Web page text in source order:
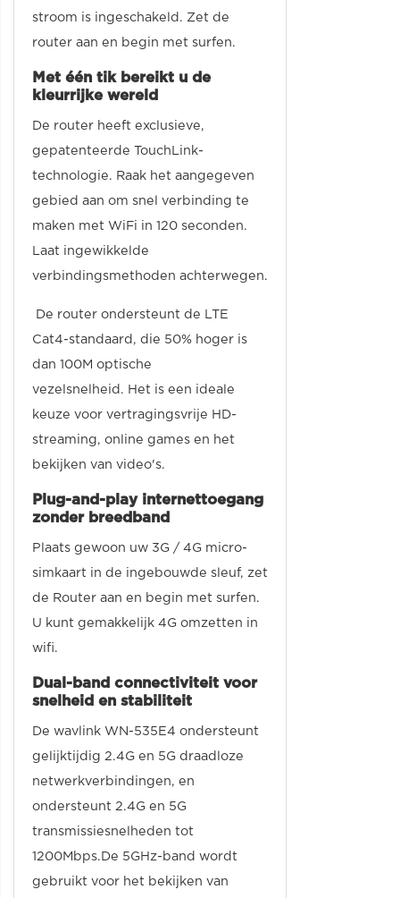
stroom is ingeschakeld. Zet de
router aan en begin met surfen.
Met één tik bereikt u de
kleurrijke wereld
De router heeft exclusieve,
gepatenteerde TouchLink-
technologie. Raak het aangegeven
gebied aan om snel verbinding te
maken met WiFi in 120 seconden.
Laat ingewikkelde
verbindingsmethoden achterwegen.
De router ondersteunt de LTE
Cat4-standaard, die 50% hoger is
dan 100M optische
vezelsnelheid. Het is een ideale
keuze voor vertragingsvrije HD-
streaming, online games en het
bekijken van video's.
Plug-and-play internettoegang
zonder breedband
Plaats gewoon uw 3G / 4G micro-
simkaart in de ingebouwde sleuf, zet
de Router aan en begin met surfen.
U kunt gemakkelijk 4G omzetten in
wifi.
Dual-band connectiviteit voor
snelheid en stabiliteit
De wavlink WN-535E4 ondersteunt
gelijktijdig 2.4G en 5G draadloze
netwerkverbindingen, en
ondersteunt 2.4G en 5G
transmissiesnelheden tot
1200Mbps.De 5GHz-band wordt
gebruikt voor het bekijken van